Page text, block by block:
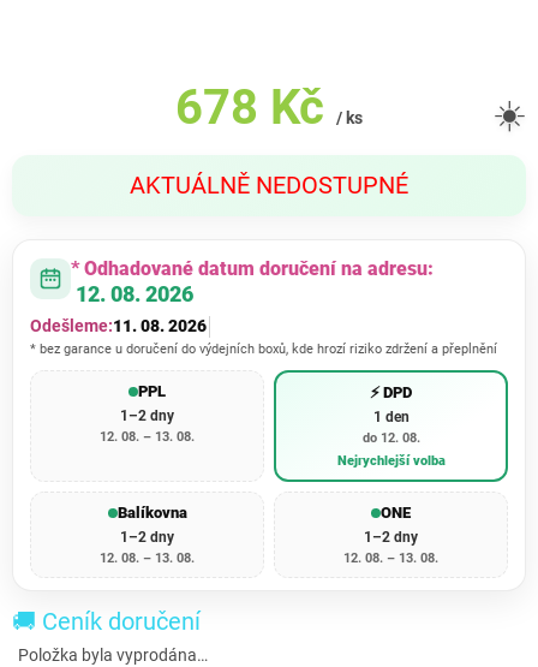
678 Kč / ks
cena:
AKTUÁLNĚ NEDOSTUPNÉ
☀️
* Odhadované datum doručení na adresu:
12. 08. 2026
Odešleme:11. 08. 2026
* bez garance u doručení do výdejních boxů, kde hrozí riziko zdržení a přeplnění
PPL
1–2 dny
12. 08. – 13. 08.
⚡ DPD
1 den
do 12. 08.
Nejrychlejší volba
Balíkovna
1–2 dny
12. 08. – 13. 08.
ONE
1–2 dny
12. 08. – 13. 08.
🚚 Ceník doručení
Položka byla vyprodána…